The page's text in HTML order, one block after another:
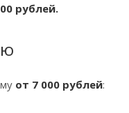
рублей.
от 7 000 рублей: